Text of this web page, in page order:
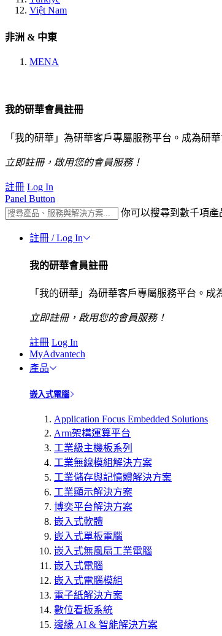
Việt Nam
非洲 & 中東
MENA
我的研華會員註冊
「我的研華」為研華客戶專屬服務平台。成為研
立即註冊，啟用您的會員服務！
註冊 Log In
Panel Button
你可以搜尋到數千項產
註冊 / Log In
我的研華會員註冊
「我的研華」為研華客戶專屬服務平台。
立即註冊，啟用您的會員服務！
註冊 Log In
MyAdvantech
產品
嵌入式電腦
Application Focus Embedded Solutions
Arm架構運算平台
工業級主機板系列
工業無線模組解決方案
工業儲存與記憶體解決方案
工業顯示解決方案
博奕平台解決方案
嵌入式軟體
嵌入式單板電腦
嵌入式無風扇工業電腦
嵌入式電腦
嵌入式電腦模組
電子紙解決方案
數位看板系統
邊緣 AI & 智能解決方案